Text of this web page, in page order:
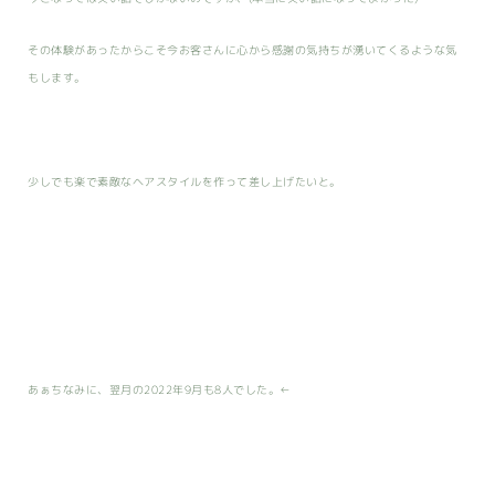
その体験があったからこそ今お客さんに心から感謝の気持ちが湧いてくるような気
もします。
少しでも楽で素敵なヘアスタイルを作って差し上げたいと。
あぁちなみに、翌月の2022年9月も8人でした。←